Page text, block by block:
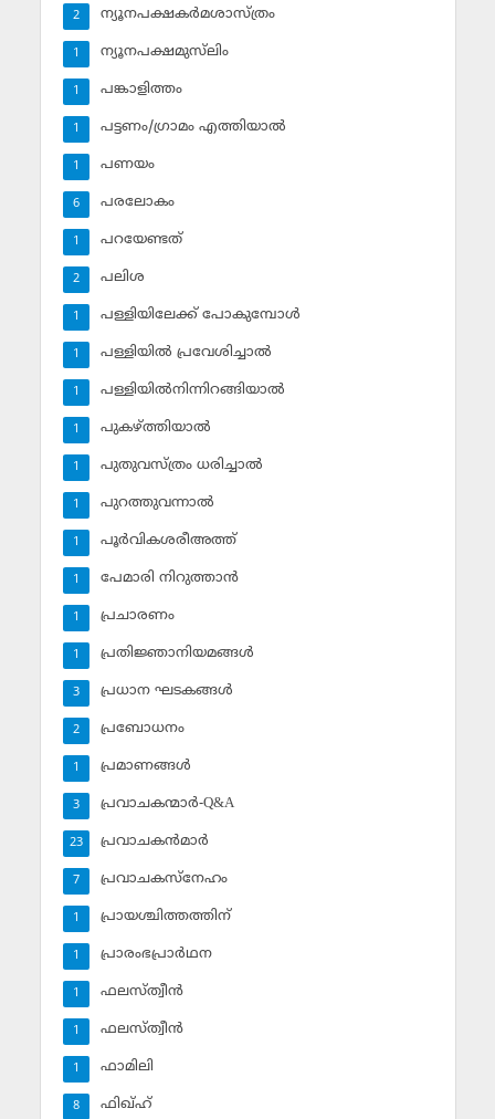
ന്യൂനപക്ഷകര്‍മശാസ്ത്രം
2
ന്യൂനപക്ഷമുസ്‌ലിം
1
പങ്കാളിത്തം
1
പട്ടണം/ഗ്രാമം എത്തിയാല്‍
1
പണയം
1
പരലോകം
6
പറയേണ്ടത്
1
പലിശ
2
പള്ളിയിലേക്ക് പോകുമ്പോള്‍
1
പള്ളിയില്‍ പ്രവേശിച്ചാല്‍
1
പള്ളിയില്‍നിന്നിറങ്ങിയാല്‍
1
പുകഴ്ത്തിയാല്‍
1
പുതുവസ്ത്രം ധരിച്ചാല്‍
1
പുറത്തുവന്നാല്‍
1
പൂര്‍വികശരീഅത്ത്
1
പേമാരി നിറുത്താന്‍
1
പ്രചാരണം
1
പ്രതിജ്ഞാനിയമങ്ങള്‍
1
പ്രധാന ഘടകങ്ങള്‍
3
പ്രബോധനം
2
പ്രമാണങ്ങള്‍
1
പ്രവാചകന്മാര്‍-Q&A
3
പ്രവാചകന്‍മാര്‍
23
പ്രവാചകസ്‌നേഹം
7
പ്രായശ്ചിത്തത്തിന്
1
പ്രാരംഭപ്രാര്‍ഥന
1
ഫലസ്ത്വീൻ
1
ഫലസ്ത്വീൻ
1
ഫാമിലി
1
ഫിഖ്ഹ്
8